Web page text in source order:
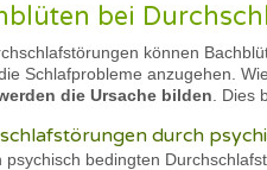
bei
können
Schlafprobleme anzugehen.
die Ursache bilden .
durch
psychisch bedingten